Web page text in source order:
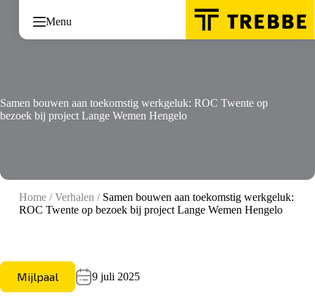
inhoud
Menu
Samen bouwen aan toekomstig werkgeluk: ROC Twente op
bezoek bij project Lange Wemen Hengelo
Home/Verhalen / Samen bouwen aan toekomstig werkgeluk:
ROC Twente op bezoek bij project Lange Wemen Hengelo
Mijlpaal 9 juli 2025